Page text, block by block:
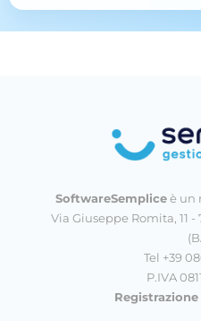
SoftwareSempliceè un
Via Giuseppe Romita, 11
Tel +39
P.IVA
Registrazione